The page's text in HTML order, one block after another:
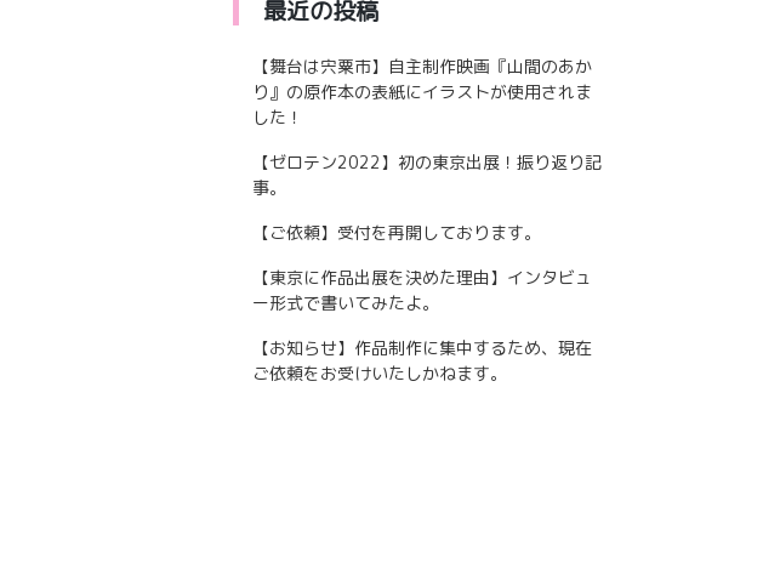
最近の投稿
【舞台は宍粟市】自主制作映画『山間のあか
り』の原作本の表紙にイラストが使用されま
した！
【ゼロテン2022】初の東京出展！振り返り記
事。
【ご依頼】受付を再開しております。
【東京に作品出展を決めた理由】インタビュ
ー形式で書いてみたよ。
【お知らせ】作品制作に集中するため、現在
ご依頼をお受けいたしかねます。